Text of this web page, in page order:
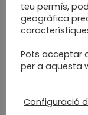
Visca els
teu permís,
geogràfica
Pots acceptar
per a aquesta
Configuració